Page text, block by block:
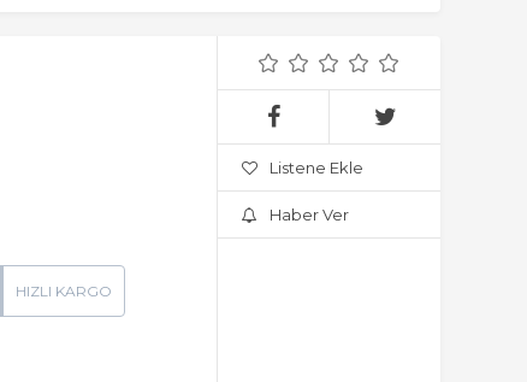
Listene Ekle
Haber Ver